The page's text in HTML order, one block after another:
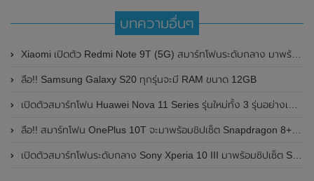
บทความอื่นๆ
Xiaomi เปิดตัว Redmi Note 9T (5G) สมาร์ทโฟนระดับกลาง มาพร้อมชิปเซ็ต MediaTek Dimensity 800U , กล้องความละเอียดสูงถึง 48MP และแบตเตอรี่สุดอึด
ลือ!! Samsung Galaxy S20 ทุกรุ่นจะมี RAM ขนาด 12GB
เปิดตัวสมาร์ทโฟน Huawei Nova 11 Series รุ่นใหม่ทั้ง 3 รุ่นอย่างเป็นทางการแล้ว
ลือ!! สมาร์ทโฟน OnePlus 10T จะมาพร้อมชิปเซ็ต Snapdragon 8+ Gen 1 , จอแสดงผล 6.7 นิ้ว , กล้อง 50MP และรองรับการชาร์จไวถึง 150W
เปิดตัวสมาร์ทโฟนระดับกลาง Sony Xperia 10 III มาพร้อมชิปเซ็ต Snapdragon 690 และกล้องหลัง 3 ตัว